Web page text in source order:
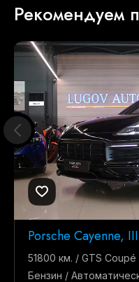
Рекомендуем
Porsche Cayenne,
51800 км. / GTS
Бензин /